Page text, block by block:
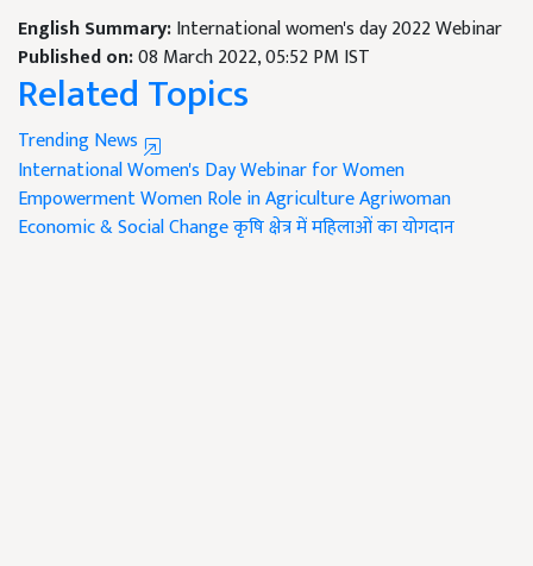
English Summary:International women's day 2022 Webinar
Published on:08 March 2022, 05:52 PM IST
Related Topics
Trending News
International Women's DayWebinar for Women
EmpowermentWomen Role in AgricultureAgriwoman
Economic & Social Changeकृषि क्षेत्र में महिलाओं का योगदान